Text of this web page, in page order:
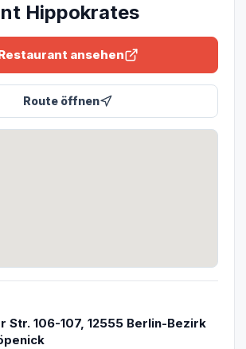
Hippokrates
ansehen
Route öffnen
Str. 106-107, 12555 Berlin-Bezirk